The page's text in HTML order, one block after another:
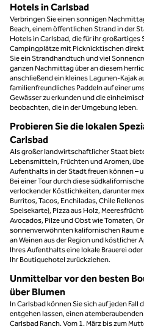
Hotels in Carlsbad
Verbringen Sie einen sonnigen
Beach, einem öffentlichen Strand in der
Hotels in Carlsbad, die für ihr großartiges
Campingplätze mit Picknicktischen
Sie ein Strandhandtuch und viel
ganzen Nachmittag über an diesem
anschließend ein kleines Lagunen-Kajak
familienfreundliches Paddeln auf einer
Gewässer zu erkunden und die
beobachten, die in der Umgebung leben.
Probieren Sie die lokalen
Carlsbad
Als großer landwirtschaftlicher Staat
Lebensmitteln, Früchten und Aromen,
Aufenthalts in der Stadt freuen können –
Bei einer Tour durch diese
verlockender Köstlichkeiten, darunter
Burritos, Tacos, Enchiladas, Chile
Speisekarte), Pizza aus Holz,
Avocados, Pilze und Obst wie Tomaten,
sonnenverwöhnten kalifornischen Raum
an Weinen aus der Region und köstlicher
Ihres Aufenthalts eine lokale Brauerei
Ihr Boutiquehotel zurückziehen.
Unmittelbar vor den besten
über Blumen
In Carlsbad können Sie sich auf jeden Fall
entgehen lassen, einen
Carlsbad Ranch. Vom 1. März bis zum